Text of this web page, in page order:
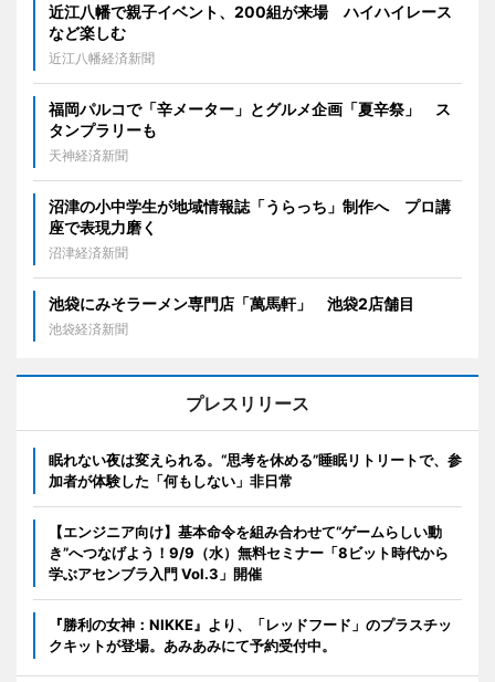
近江八幡で親子イベント、200組が来場 ハイハイレース
など楽しむ
近江八幡経済新聞
福岡パルコで「辛メーター」とグルメ企画「夏辛祭」 ス
タンプラリーも
天神経済新聞
沼津の小中学生が地域情報誌「うらっち」制作へ プロ講
座で表現力磨く
沼津経済新聞
池袋にみそラーメン専門店「萬馬軒」 池袋2店舗目
池袋経済新聞
プレスリリース
眠れない夜は変えられる。“思考を休める”睡眠リトリートで、参
加者が体験した「何もしない」非日常
【エンジニア向け】基本命令を組み合わせて“ゲームらしい動
き”へつなげよう！9/9（水）無料セミナー「8ビット時代から
学ぶアセンブラ入門 Vol.3」開催
『勝利の女神：NIKKE』より、「レッドフード」のプラスチッ
クキットが登場。あみあみにて予約受付中。